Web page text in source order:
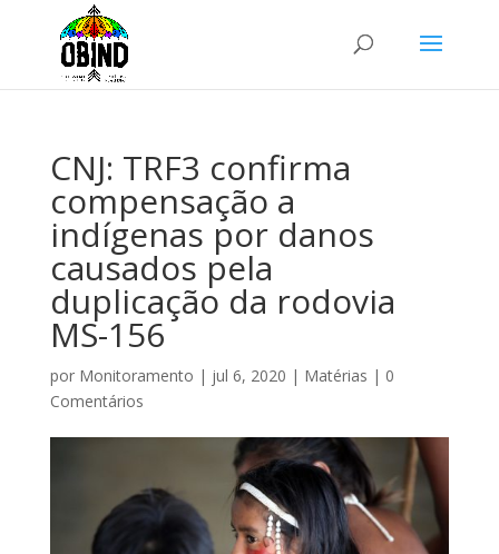
CNJ: TRF3 confirma
compensação a
indígenas por danos
causados pela
duplicação da rodovia
MS-156
por Monitoramento | jul 6, 2020 | Matérias | 0
Comentários